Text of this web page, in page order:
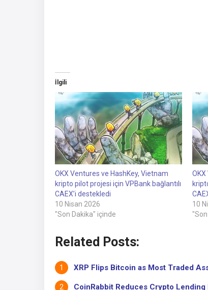
İlgili
OKX Ventures ve HashKey, Vietnam
kripto pilot projesi için VPBank bağlantılı
CAEX’i destekledi
10 Nisan 2026
"Son Dakika" içinde
10
Related Posts:
XRP Flips Bitcoin as Most Traded
CoinRabbit Reduces Crypto